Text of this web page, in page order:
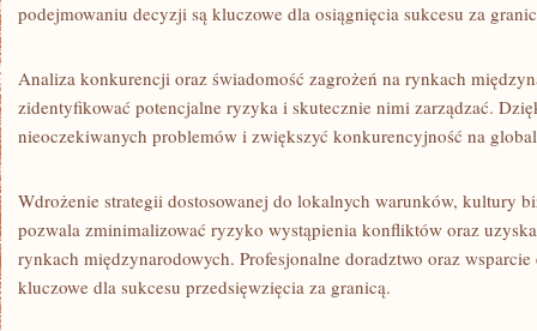
podejmowaniu ‍decyzji są kluczowe dla ⁤osiągnięcia sukcesu za
Analiza konkurencji ⁤oraz świadomość zagrożeń na⁢ rynkach
zidentyfikować ‍potencjalne ryzyka i‌ skutecznie nimi zarządzać.
nieoczekiwanych problemów i ⁣zwiększyć konkurencyjność ⁣na
Wdrożenie strategii dostosowanej do lokalnych‍ warunków, kultury
pozwala zminimalizować ryzyko wystąpienia konfliktów⁣ oraz
rynkach międzynarodowych. Profesjonalne doradztwo ⁢oraz
kluczowe dla sukcesu przedsięwzięcia⁢ za granicą.